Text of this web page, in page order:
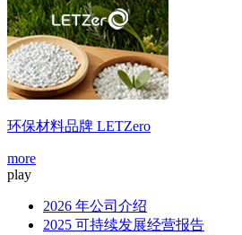
环保材料品牌 LETZero
more
play
2026 年公司介绍
2025 可持续发展经营报告